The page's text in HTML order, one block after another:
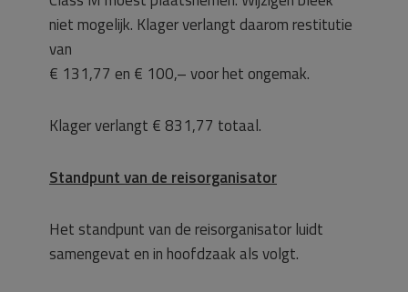
niet mogelijk. Klager verlangt daarom restitutie
van
€ 131,77 en € 100,– voor het ongemak.
Klager verlangt € 831,77 totaal.
Standpunt van de reisorganisator
Het standpunt van de reisorganisator luidt
samengevat en in hoofdzaak als volgt.